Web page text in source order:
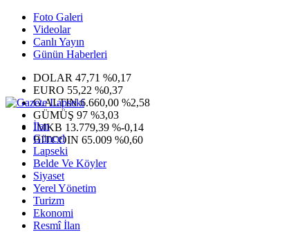
Foto Galeri
Videolar
Canlı Yayın
Günün Haberleri
DOLAR 47,71 %0,17
EURO 55,22 %0,37
G.ALTIN6.660,00 %2,58
GÜMÜŞ 97 %3,03
IMKB 13.779,39 %-0,14
BITCOIN 65.009 %0,60
İlan
Güncel
Lapseki
Belde Ve Köyler
Siyaset
Yerel Yönetim
Turizm
Ekonomi
Resmî İlan